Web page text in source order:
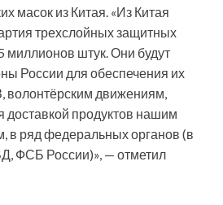
масок из Китая. «Из Китая
трехслойных защитных
миллионов штук. Они будут
России для обеспечения их
волонтёрским движениям,
доставкой продуктов нашим
в ряд федеральных органов (в
ФСБ России)», — отметил